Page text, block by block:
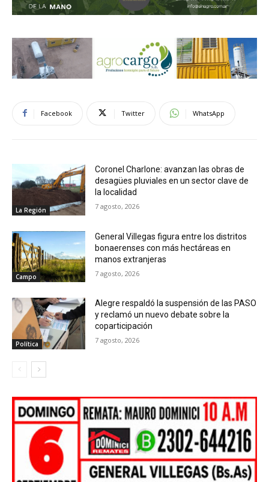
Facebook Twitter WhatsApp
La Región
Coronel Charlone: avanzan las obras de
desagües pluviales en un sector clave de
la localidad
7 agosto, 2026
Campo
General Villegas figura entre los distritos
bonaerenses con más hectáreas en
manos extranjeras
7 agosto, 2026
Política
Alegre respaldó la suspensión de las PASO
y reclamó un nuevo debate sobre la
coparticipación
7 agosto, 2026